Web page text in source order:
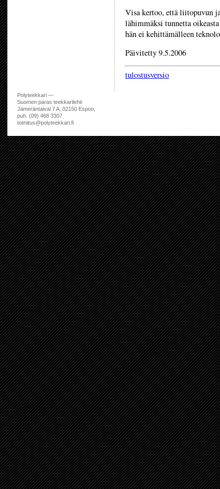
Visa kertoo, että liitopuvun
lähimmäksi tunnetta
hän ei kehittämälleen
Päivitetty 9.5.2006
tulostusversio
Polyteekkari —
Suomen paras teekkarilehti
Jämeräntaival 7 A, 02150 Espoo,
puh. (09) 468 3307
toimitus@polyteekkari.fi